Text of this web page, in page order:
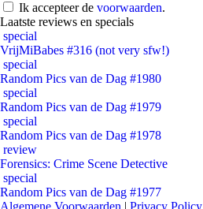
Ik accepteer de voorwaarden.
Laatste reviews en specials
special
VrijMiBabes #316 (not very sfw!)
special
Random Pics van de Dag #1980
special
Random Pics van de Dag #1979
special
Random Pics van de Dag #1978
review
Forensics: Crime Scene Detective
special
Random Pics van de Dag #1977
Algemene Voorwaarden | Privacy Policy